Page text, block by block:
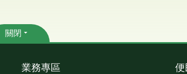
關閉
業務專區 便